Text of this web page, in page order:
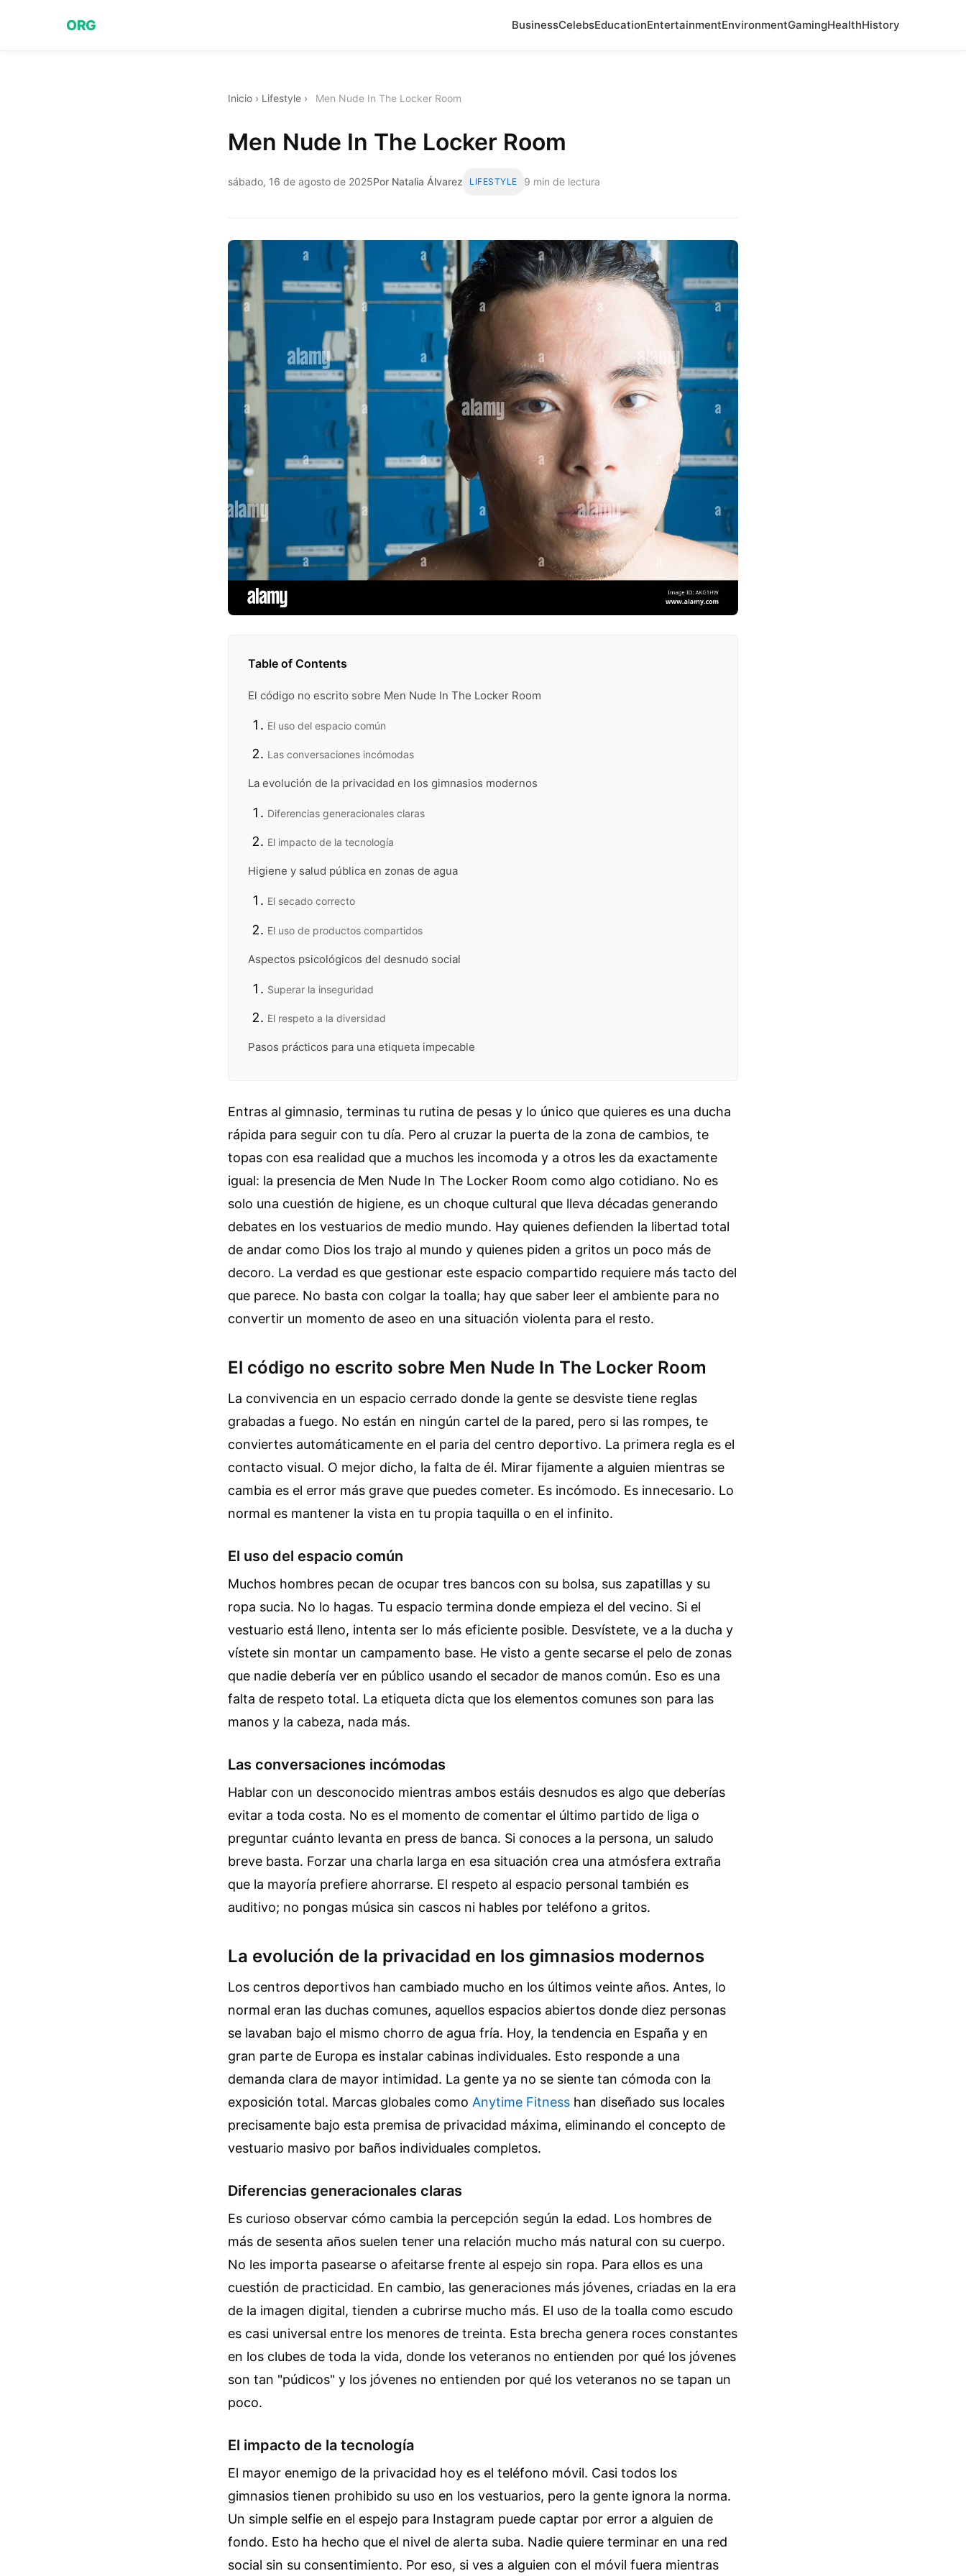
ORG BusinessCelebsEducationEntertainmentEnvironmentGamingHealthHistory
Inicio › Lifestyle › Men Nude In The Locker Room
Men Nude In The Locker Room
sábado, 16 de agosto de 2025Por Natalia Álvarez LIFESTYLE 9 min de lectura
Table of Contents
El código no escrito sobre Men Nude In The Locker Room
El uso del espacio común
Las conversaciones incómodas
La evolución de la privacidad en los gimnasios modernos
Diferencias generacionales claras
El impacto de la tecnología
Higiene y salud pública en zonas de agua
El secado correcto
El uso de productos compartidos
Aspectos psicológicos del desnudo social
Superar la inseguridad
El respeto a la diversidad
Pasos prácticos para una etiqueta impecable
Entras al gimnasio, terminas tu rutina de pesas y lo único que quieres es una ducha
rápida para seguir con tu día. Pero al cruzar la puerta de la zona de cambios, te
topas con esa realidad que a muchos les incomoda y a otros les da exactamente
igual: la presencia de Men Nude In The Locker Room como algo cotidiano. No es
solo una cuestión de higiene, es un choque cultural que lleva décadas generando
debates en los vestuarios de medio mundo. Hay quienes defienden la libertad total
de andar como Dios los trajo al mundo y quienes piden a gritos un poco más de
decoro. La verdad es que gestionar este espacio compartido requiere más tacto del
que parece. No basta con colgar la toalla; hay que saber leer el ambiente para no
convertir un momento de aseo en una situación violenta para el resto.
El código no escrito sobre Men Nude In The Locker Room
La convivencia en un espacio cerrado donde la gente se desviste tiene reglas
grabadas a fuego. No están en ningún cartel de la pared, pero si las rompes, te
conviertes automáticamente en el paria del centro deportivo. La primera regla es el
contacto visual. O mejor dicho, la falta de él. Mirar fijamente a alguien mientras se
cambia es el error más grave que puedes cometer. Es incómodo. Es innecesario. Lo
normal es mantener la vista en tu propia taquilla o en el infinito.
El uso del espacio común
Muchos hombres pecan de ocupar tres bancos con su bolsa, sus zapatillas y su
ropa sucia. No lo hagas. Tu espacio termina donde empieza el del vecino. Si el
vestuario está lleno, intenta ser lo más eficiente posible. Desvístete, ve a la ducha y
vístete sin montar un campamento base. He visto a gente secarse el pelo de zonas
que nadie debería ver en público usando el secador de manos común. Eso es una
falta de respeto total. La etiqueta dicta que los elementos comunes son para las
manos y la cabeza, nada más.
Las conversaciones incómodas
Hablar con un desconocido mientras ambos estáis desnudos es algo que deberías
evitar a toda costa. No es el momento de comentar el último partido de liga o
preguntar cuánto levanta en press de banca. Si conoces a la persona, un saludo
breve basta. Forzar una charla larga en esa situación crea una atmósfera extraña
que la mayoría prefiere ahorrarse. El respeto al espacio personal también es
auditivo; no pongas música sin cascos ni hables por teléfono a gritos.
La evolución de la privacidad en los gimnasios modernos
Los centros deportivos han cambiado mucho en los últimos veinte años. Antes, lo
normal eran las duchas comunes, aquellos espacios abiertos donde diez personas
se lavaban bajo el mismo chorro de agua fría. Hoy, la tendencia en España y en
gran parte de Europa es instalar cabinas individuales. Esto responde a una
demanda clara de mayor intimidad. La gente ya no se siente tan cómoda con la
exposición total. Marcas globales como Anytime Fitness han diseñado sus locales
precisamente bajo esta premisa de privacidad máxima, eliminando el concepto de
vestuario masivo por baños individuales completos.
Diferencias generacionales claras
Es curioso observar cómo cambia la percepción según la edad. Los hombres de
más de sesenta años suelen tener una relación mucho más natural con su cuerpo.
No les importa pasearse o afeitarse frente al espejo sin ropa. Para ellos es una
cuestión de practicidad. En cambio, las generaciones más jóvenes, criadas en la era
de la imagen digital, tienden a cubrirse mucho más. El uso de la toalla como escudo
es casi universal entre los menores de treinta. Esta brecha genera roces constantes
en los clubes de toda la vida, donde los veteranos no entienden por qué los jóvenes
son tan "púdicos" y los jóvenes no entienden por qué los veteranos no se tapan un
poco.
El impacto de la tecnología
El mayor enemigo de la privacidad hoy es el teléfono móvil. Casi todos los
gimnasios tienen prohibido su uso en los vestuarios, pero la gente ignora la norma.
Un simple selfie en el espejo para Instagram puede captar por error a alguien de
fondo. Esto ha hecho que el nivel de alerta suba. Nadie quiere terminar en una red
social sin su consentimiento. Por eso, si ves a alguien con el móvil fuera mientras